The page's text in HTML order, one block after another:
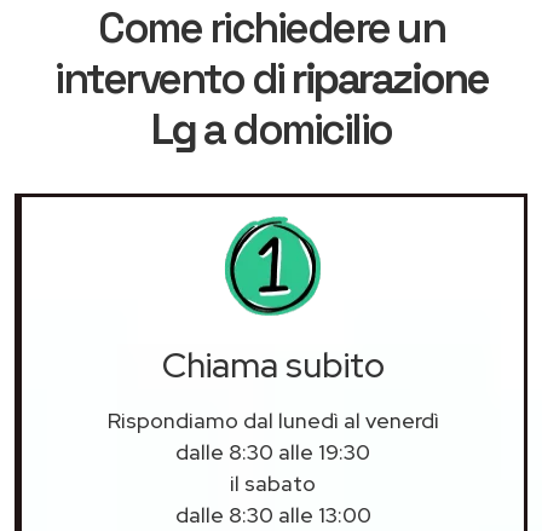
Come richiedere un
intervento diriparazione
Lga domicilio
Chiama subito
Rispondiamo dal lunedì al venerdì
dalle 8:30 alle 19:30
il sabato
dalle 8:30 alle 13:00